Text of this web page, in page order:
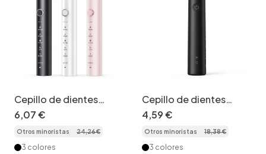
Cepillo de dientes
eléctrico recargable de
alta gama con motor
acústico, temporizador
de 2 minutos y múltiples
6,07€
Otros minoristas 24,26€
3 colores
Cepillo de dientes
eléctrico acústico
recargable de limpieza
profunda,
temporizador de 2
4,59€
Otros minoristas 18,38€
3 colores